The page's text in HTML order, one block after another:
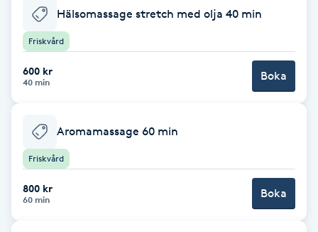
Babylights
Balayage
Bambumassage
Barnklippning
BIAB
Hälsomassage stretch med olja 40 min
Friskvård
600 kr
40 min Boka
Aromamassage 60 min
Friskvård
800 kr
60 min Boka